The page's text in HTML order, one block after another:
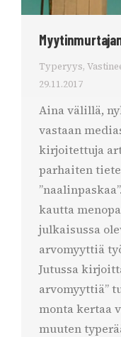
Typeryys,
29.11.2017
Aina välillä,
vastaan
kirjoitettuja
parhaiten
kautta
julkaisussa
arvomyyttiä
Jutussa
arvomyyttiä”
monta kertaa
muuten